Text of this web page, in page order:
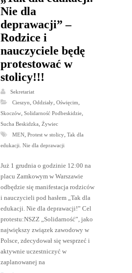
Nie dla
deprawacji” –
Rodzice i
nauczyciele będę
protestować w
stolicy!!!
Sekretariat
Cieszyn Oddziały, Oświęcim
Skoczów, Solidarność Podbeskidzie,
Sucha Beskidzka
Żywiec
MEN, Protest w stolicy, Tak dla
edukacji. Nie dla deprawacji
Już 1 grudnia o godzinie 12:00 na
placu Zamkowym w Warszawie
odbędzie się manifestacja rodziców
i nauczycieli pod hasłem „Tak dla
edukacji. Nie dla deprawacji!” Cel
protestu:NSZZ „Solidarność”, jako
największy związek zawodowy w
Polsce, zdecydował się wesprzeć i
aktywnie uczestniczyć w
zaplanowanej na